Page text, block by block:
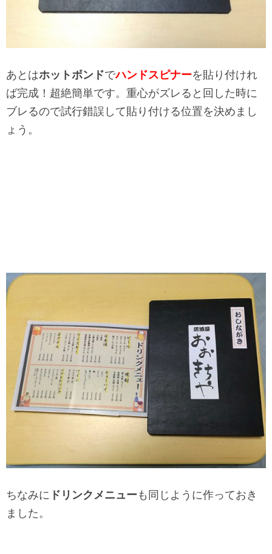
あとはホットボンドでハンドスピナーを貼り付けれ
ば完成！超絶簡単です。重心がズレると回した時に
ブレるので試行錯誤して貼り付ける位置を決めまし
ょう。
ちなみに ドリンクメニューも同じように作っておき
ました。